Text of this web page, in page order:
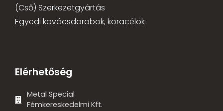
(Cső) Szerkezetgyártás
Egyedi kovácsdarabok, köracélok
Elérhetőség
Metal Special
Fémkereskedelmi Kft.